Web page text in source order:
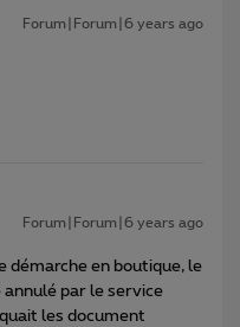
Forum|Forum|6 years ago
Forum|Forum|6 years ago
démarche en boutique, le
annulé par le service
les document